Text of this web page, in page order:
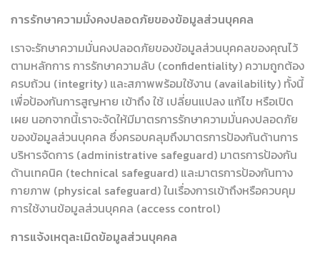
การรักษาความมั่งคงปลอดภัยของข้อมูลส่วนบุคคล
เราจะรักษาความมั่นคงปลอดภัยของข้อมูลส่วนบุคคลของคุณไว้
ตามหลักการ การรักษาความลับ (confidentiality) ความถูกต้อง
ครบถ้วน (integrity) และสภาพพร้อมใช้งาน (availability) ทั้งนี้
เพื่อป้องกันการสูญหาย เข้าถึง ใช้ เปลี่ยนแปลง แก้ไข หรือเปิด
เผย นอกจากนี้เราจะจัดให้มีมาตรการรักษาความมั่นคงปลอดภัย
ของข้อมูลส่วนบุคคล ซึ่งครอบคลุมถึงมาตรการป้องกันด้านการ
บริหารจัดการ (administrative safeguard) มาตรการป้องกัน
ด้านเทคนิค (technical safeguard) และมาตรการป้องกันทาง
กายภาพ (physical safeguard) ในเรื่องการเข้าถึงหรือควบคุม
การใช้งานข้อมูลส่วนบุคคล (access control)
การแจ้งเหตุละเมิดข้อมูลส่วนบุคคล